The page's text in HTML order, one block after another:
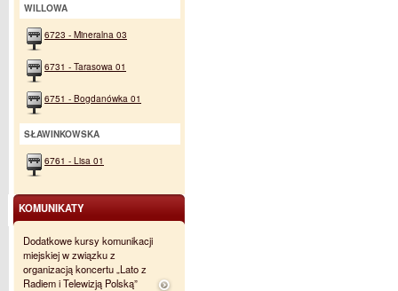
WILLOWA
6723 - Mineralna 03
6731 - Tarasowa 01
6751 - Bogdanówka 01
SŁAWINKOWSKA
6761 - Lisa 01
KOMUNIKATY
Dodatkowe kursy komunikacji
miejskiej w związku z
organizacją koncertu „Lato z
Radiem i Telewizją Polską”